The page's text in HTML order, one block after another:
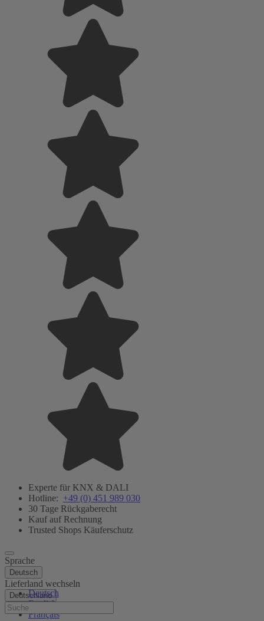
Experte für KNX & DALI
Hotline: +49 (0) 451 989 030
30 Tage Rückgaberecht
Kauf auf Rechnung
Trusted Shops Käuferschutz
Sprache
Deutsch
Deutsch
English
Français
Lieferland wechseln
Deutschland
Hilfe